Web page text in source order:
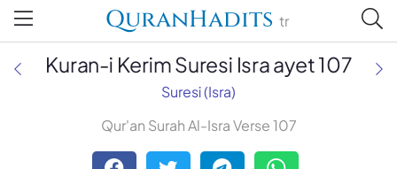
QuranHadits tr
Abdulbaki Gölpınarlı
Kuran-i Kerim Suresi Isra ayet 107
Suresi (Isra)
Qur'an Surah Al-Isra Verse 107